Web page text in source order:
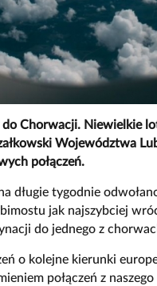
Chorwacji. Niewielkie
Województwa
połączeń.
długie tygodnie
jak najszybciej
do jednego z
o kolejne kierunki
połączeń z